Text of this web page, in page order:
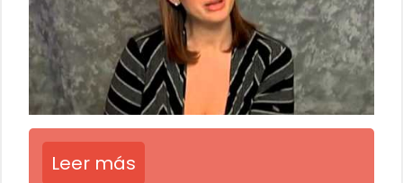
Leer más